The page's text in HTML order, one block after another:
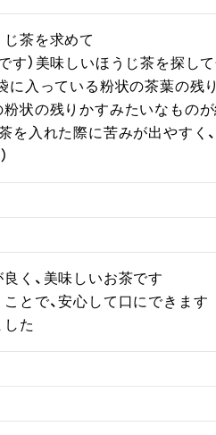
茶を求めて
です）美味しいほうじ茶を探
に入っている粉状の茶葉の
状の残りかすみたいなもの
を入れた際に苦みが出やす
く、美味しいお茶です
とで、安心して口にできます
した